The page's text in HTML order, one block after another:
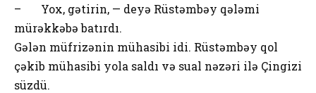
– Yox, gətirin, — deyə Rüstəmbəy qələmi
mürəkkəbə batırdı.
Gələn müfrizənin mühasibi idi. Rüstəmbəy qol
çəkib mühasibi yola saldı və sual nəzəri ilə Çingizi
süzdü.